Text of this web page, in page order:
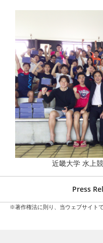
近畿大学 水上
Press
※著作権法に則り、当ウェブサイト